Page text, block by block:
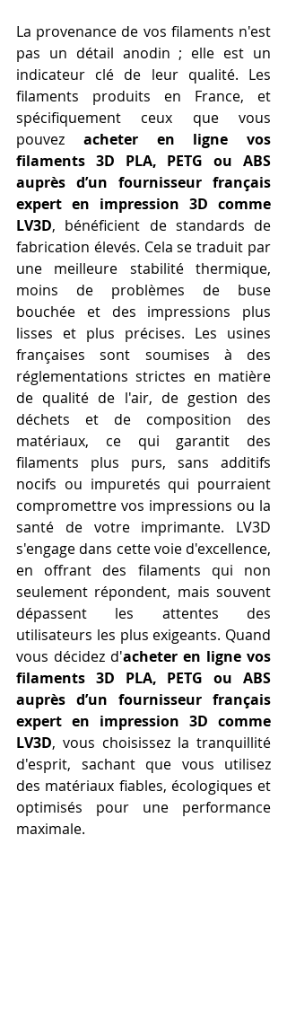
La provenance de vos filaments n'est
pas un détail anodin ; elle est un
indicateur clé de leur qualité. Les
filaments produits en France, et
spécifiquement ceux que vous
pouvez acheter en ligne vos
filaments 3D PLA, PETG ou ABS
auprès d’un fournisseur français
expert en impression 3D comme
LV3D, bénéficient de standards de
fabrication élevés. Cela se traduit par
une meilleure stabilité thermique,
moins de problèmes de buse
bouchée et des impressions plus
lisses et plus précises. Les usines
françaises sont soumises à des
réglementations strictes en matière
de qualité de l'air, de gestion des
déchets et de composition des
matériaux, ce qui garantit des
filaments plus purs, sans additifs
nocifs ou impuretés qui pourraient
compromettre vos impressions ou la
santé de votre imprimante. LV3D
s'engage dans cette voie d'excellence,
en offrant des filaments qui non
seulement répondent, mais souvent
dépassent les attentes des
utilisateurs les plus exigeants. Quand
vous décidez d'acheter en ligne vos
filaments 3D PLA, PETG ou ABS
auprès d’un fournisseur français
expert en impression 3D comme
LV3D, vous choisissez la tranquillité
d'esprit, sachant que vous utilisez
des matériaux fiables, écologiques et
optimisés pour une performance
maximale.